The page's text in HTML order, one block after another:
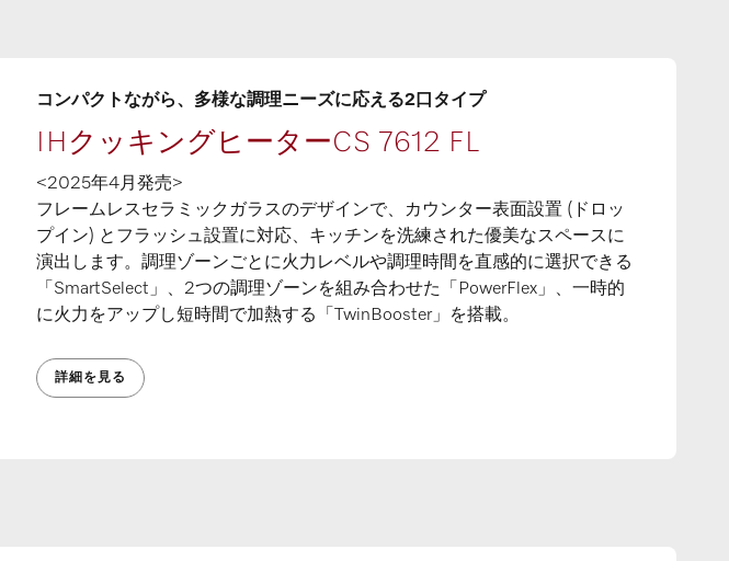
コンパクトながら、多様な調理ニーズに応える2口タイプ​
IHクッキングヒーターCS 7612 FL​
<2025年4月発売>​
フレームレスセラミックガラスのデザインで、カウンター表面設置 (ドロッ
プイン) とフラッシュ設置に対応、キッチンを洗練された優美なスペースに
演出します。調理ゾーンごとに火力レベルや調理時間を直感的に選択できる
「SmartSelect」、2つの調理ゾーンを組み合わせた「PowerFlex」、一時的
に火力をアップし短時間で加熱する「TwinBooster」を搭載。
詳細を見る